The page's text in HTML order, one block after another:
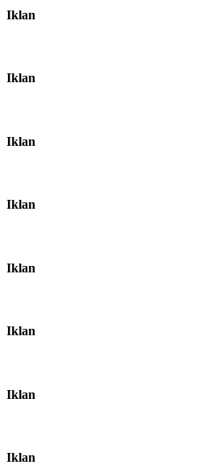
Iklan
Iklan
Iklan
Iklan
Iklan
Iklan
Iklan
Iklan